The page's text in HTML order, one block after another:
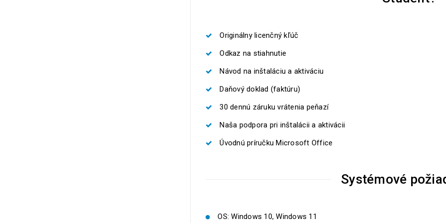
Originálny licenčný kľúč
Odkaz na stiahnutie
Návod na inštaláciu a aktiváciu
Daňový doklad (faktúru)
30 dennú záruku vrátenia peňazí
Naša podpora pri inštalácii a aktivácii
Úvodnú príručku Microsoft Office
Systémové
OS: Windows 10, Windows 11